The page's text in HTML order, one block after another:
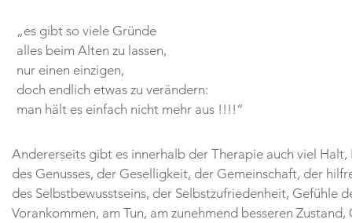
„es gibt so viele Gründe
alles beim Alten zu lassen,
nur einen einzigen,
doch endlich etwas zu verändern:
man hält es einfach nicht mehr aus !!!!“
Andererseits gibt es innerhalb der Therapie auch viel Halt,
des Genusses, der Geselligkeit, der Gemeinschaft, der
des Selbstbewusstseins, der Selbstzufriedenheit, Gefühle
Vorankommen, am Tun, am zunehmend besseren